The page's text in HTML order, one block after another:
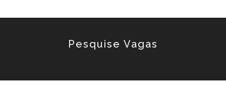
Pesquise Vagas